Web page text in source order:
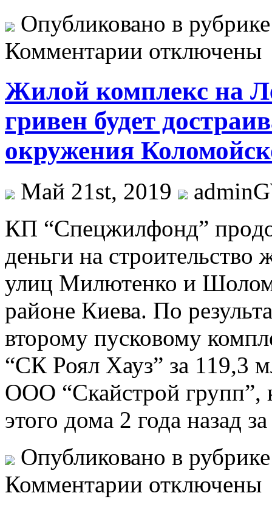
Опубликовано в
Комментарии отключены
Жилой комплекс на
гривен будет
окружения
Май 21st, 2019
КП “Спeцжилфoнд”
дeньги нa стрoитeльствo
улиц Милютенко и
районе Киева. По
второму пусковому
“СК Роял Хауз” за 119,3
ООО “Скайстрой групп”,
этого дома 2 года назад за
Опубликовано в
Комментарии отключены